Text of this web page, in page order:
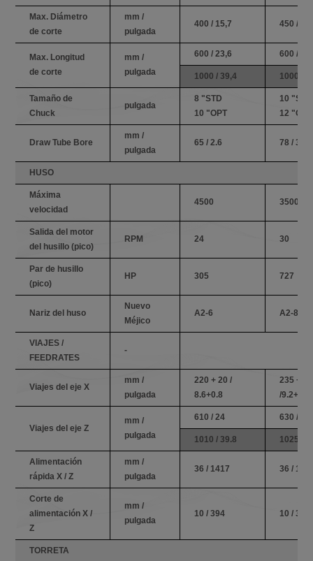
Max. Diámetro
de corte
mm /
pulgada
400 / 15,7 450 /
Max. Longitud
de corte
mm /
pulgada
600 / 23,6 600 /
1000 / 39,4 1000 /
Tamaño de
Chuck
pulgada
8 "STD
10 "OPT
10 "STD
12 "OPT
Draw Tube Bore
mm /
pulgada
65 / 2.6 78 / 3.1
HUSO
Máxima
velocidad
4500 3500
Salida del motor
del husillo (pico)
RPM 24 30
Par de husillo
(pico)
HP 305 727
Nariz del huso
Nuevo
Méjico
A2-6 A2-8
VIAJES /
FEEDRATES
-
Viajes del eje X
mm /
pulgada
220 + 20 /
8.6+0.8
235 + 20
/9.2+0.8
Viajes del eje Z
mm /
pulgada
610 / 24 630 /
1010 / 39.8 1025 /
Alimentación
rápida X / Z
mm /
pulgada
36 / 1417 36 /
Corte de
alimentación X /
Z
mm /
pulgada
10 / 394 10 / 394
TORRETA